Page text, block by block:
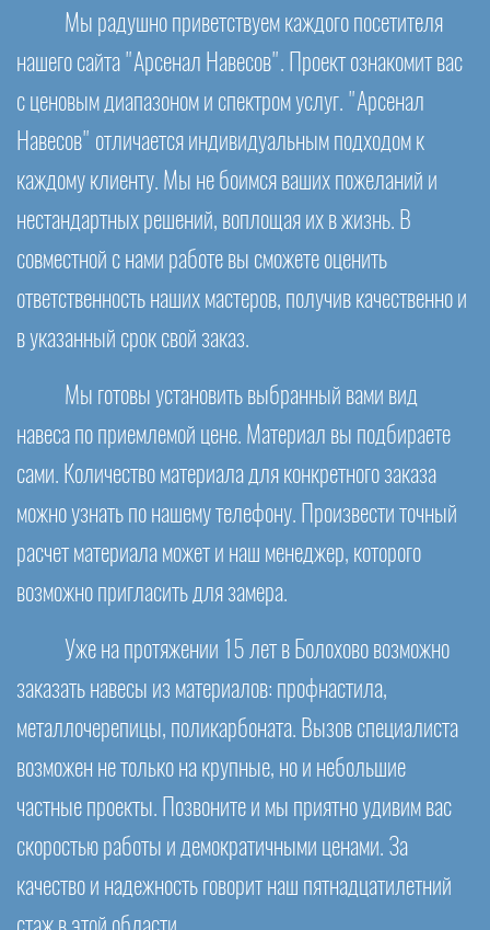
Мы радушно приветствуем каждого посетителя
нашего сайта "Арсенал Навесов". Проект ознакомит вас
с ценовым диапазоном и спектром услуг. "Арсенал
Навесов" отличается индивидуальным подходом к
каждому клиенту. Мы не боимся ваших пожеланий и
нестандартных решений, воплощая их в жизнь. В
совместной с нами работе вы сможете оценить
ответственность наших мастеров, получив качественно и
в указанный срок свой заказ.
Мы готовы установить выбранный вами вид
навеса по приемлемой цене. Материал вы подбираете
сами. Количество материала для конкретного заказа
можно узнать по нашему телефону. Произвести точный
расчет материала может и наш менеджер, которого
возможно пригласить для замера.
Уже на протяжении 15 лет в Болохово возможно
заказать навесы из материалов: профнастила,
металлочерепицы, поликарбоната. Вызов специалиста
возможен не только на крупные, но и небольшие
частные проекты. Позвоните и мы приятно удивим вас
скоростью работы и демократичными ценами. За
качество и надежность говорит наш пятнадцатилетний